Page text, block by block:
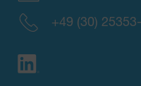
+49 (30)